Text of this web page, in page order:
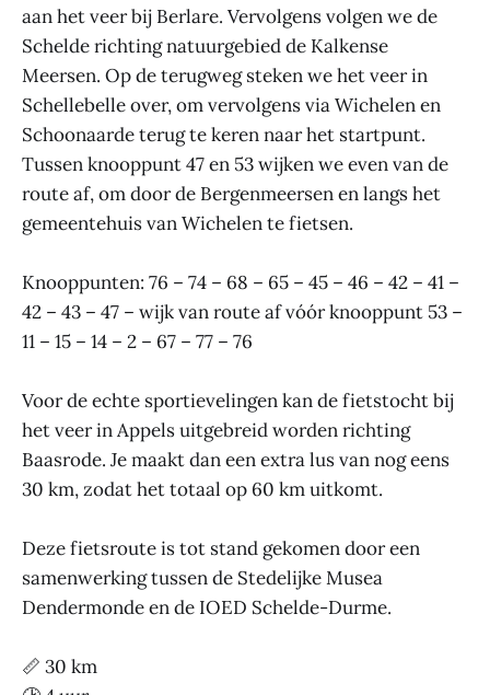
aan het veer bij Berlare. Vervolgens volgen we de
Schelde richting natuurgebied de Kalkense
Meersen. Op de terugweg steken we het veer in
Schellebelle over, om vervolgens via Wichelen en
Schoonaarde terug te keren naar het startpunt.
Tussen knooppunt 47 en 53 wijken we even van de
route af, om door de Bergenmeersen en langs het
gemeentehuis van Wichelen te fietsen.
Knooppunten: 76 – 74 – 68 – 65 – 45 – 46 – 42 – 41 –
42 – 43 – 47 – wijk van route af vóór knooppunt 53 –
11 – 15 – 14 – 2 – 67 – 77 – 76
Voor de echte sportievelingen kan de fietstocht bij
het veer in Appels uitgebreid worden richting
Baasrode. Je maakt dan een extra lus van nog eens
30 km, zodat het totaal op 60 km uitkomt.
Deze fietsroute is tot stand gekomen door een
samenwerking tussen de Stedelijke Musea
Dendermonde en de IOED Schelde-Durme.
📏 30 km